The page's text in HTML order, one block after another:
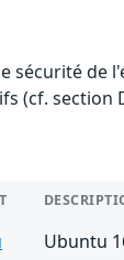
sécurité de
(cf. section
Ubuntu